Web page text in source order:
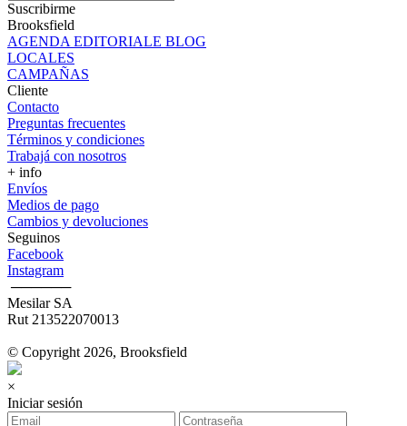
Suscribirme
Brooksfield
AGENDA EDITORIALE BLOG
LOCALES
CAMPAÑAS
Cliente
Contacto
Preguntas frecuentes
Términos y condiciones
Trabajá con nosotros
+ info
Envíos
Medios de pago
Cambios y devoluciones
Seguinos
Facebook
Instagram
‎ ──────
Mesilar SA
Rut 213522070013
© Copyright 2026, Brooksfield
×
Iniciar sesión